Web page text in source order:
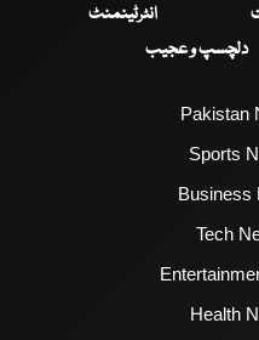
انٹرٹینمنٹ
دلچسپ و عجیب
Pakistan
Sports
Business
Tech
Health